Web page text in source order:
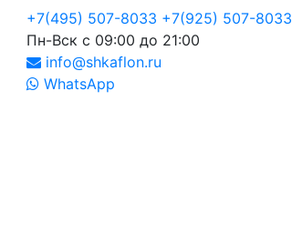
+7(495) 507-8033 +7(925) 507-8033
Пн-Вск с 09:00 до 21:00
info@shkaflon.ru
WhatsApp